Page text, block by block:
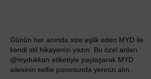
Günün her anında size eşlik eden MYD ile
kendi stil hikayenizi yazın. Bu özel anları
@mydukkan etiketiyle paylaşarak MYD
ailesinin selfie panosunda yerinizi alın.